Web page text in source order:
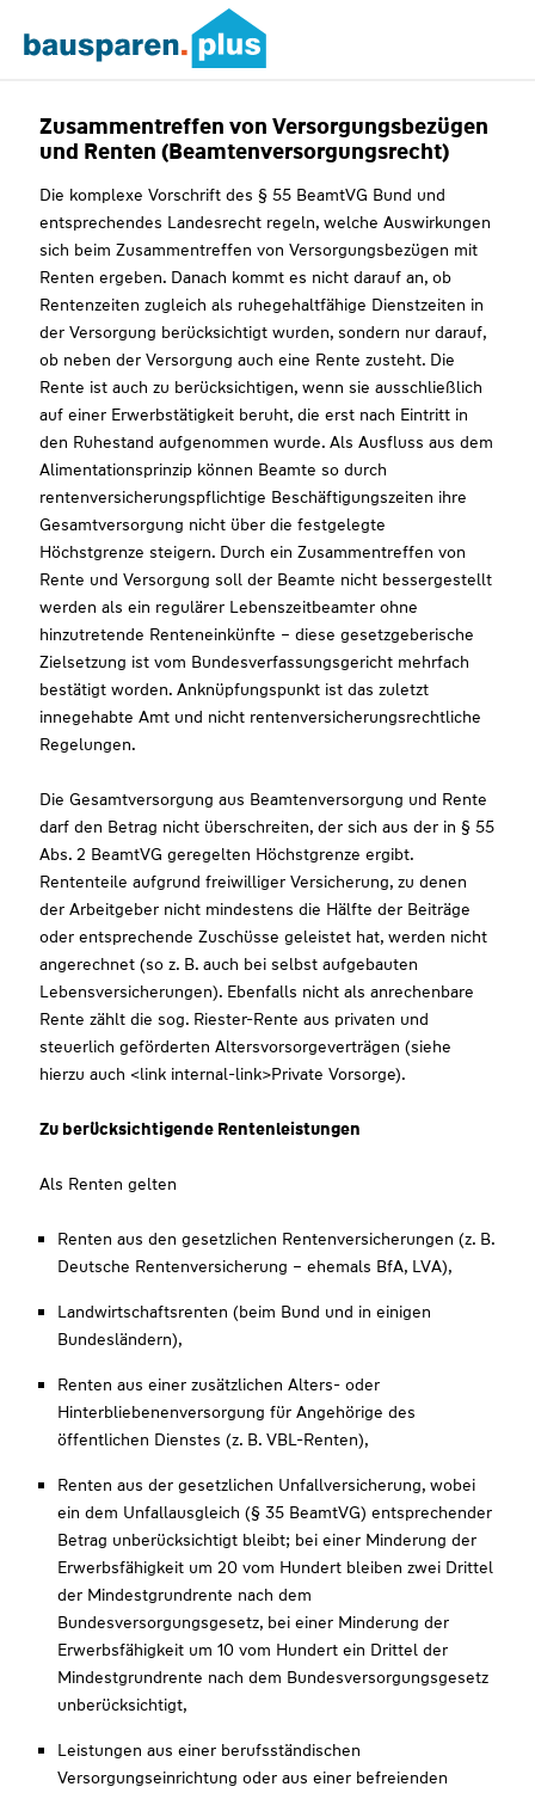
Zusammentreffen von Versorgungsbezügen
und Renten (Beamtenversorgungsrecht)
Die komplexe Vorschrift des § 55 BeamtVG Bund und
entsprechendes Landesrecht regeln, welche Auswirkungen
sich beim Zusammentreffen von Versorgungsbezügen mit
Renten ergeben. Danach kommt es nicht darauf an, ob
Rentenzeiten zugleich als ruhegehaltfähige Dienstzeiten in
der Versorgung berücksichtigt wurden, sondern nur darauf,
ob neben der Versorgung auch eine Rente zusteht. Die
Rente ist auch zu berücksichtigen, wenn sie ausschließlich
auf einer Erwerbstätigkeit beruht, die erst nach Eintritt in
den Ruhestand aufgenommen wurde. Als Ausfluss aus dem
Alimentationsprinzip können Beamte so durch
rentenversicherungspflichtige Beschäftigungszeiten ihre
Gesamtversorgung nicht über die festgelegte
Höchstgrenze steigern. Durch ein Zusammentreffen von
Rente und Versorgung soll der Beamte nicht bessergestellt
werden als ein regulärer Lebenszeitbeamter ohne
hinzutretende Renteneinkünfte – diese gesetzgeberische
Zielsetzung ist vom Bundesverfassungsgericht mehrfach
bestätigt worden. Anknüpfungspunkt ist das zuletzt
innegehabte Amt und nicht rentenversicherungsrechtliche
Regelungen.
Die Gesamtversorgung aus Beamtenversorgung und Rente
darf den Betrag nicht überschreiten, der sich aus der in § 55
Abs. 2 BeamtVG geregelten Höchstgrenze ergibt.
Rententeile aufgrund freiwilliger Versicherung, zu denen
der Arbeitgeber nicht mindestens die Hälfte der Beiträge
oder entsprechende Zuschüsse geleistet hat, werden nicht
angerechnet (so z. B. auch bei selbst aufgebauten
Lebensversicherungen). Ebenfalls nicht als anrechenbare
Rente zählt die sog. Riester-Rente aus privaten und
steuerlich geförderten Altersvorsorgeverträgen (siehe
hierzu auch <link internal-link>Private Vorsorge).
Zu berücksichtigende Rentenleistungen
Als Renten gelten
Renten aus den gesetzlichen Rentenversicherungen (z. B.
Deutsche Rentenversicherung – ehemals BfA, LVA),
Landwirtschaftsrenten (beim Bund und in einigen
Bundesländern),
Renten aus einer zusätzlichen Alters- oder
Hinterbliebenenversorgung für Angehörige des
öffentlichen Dienstes (z. B. VBL-Renten),
Renten aus der gesetzlichen Unfallversicherung, wobei
ein dem Unfallausgleich (§ 35 BeamtVG) entsprechender
Betrag unberücksichtigt bleibt; bei einer Minderung der
Erwerbsfähigkeit um 20 vom Hundert bleiben zwei Drittel
der Mindestgrundrente nach dem
Bundesversorgungsgesetz, bei einer Minderung der
Erwerbsfähigkeit um 10 vom Hundert ein Drittel der
Mindestgrundrente nach dem Bundesversorgungsgesetz
unberücksichtigt,
Leistungen aus einer berufsständischen
Versorgungseinrichtung oder aus einer befreienden